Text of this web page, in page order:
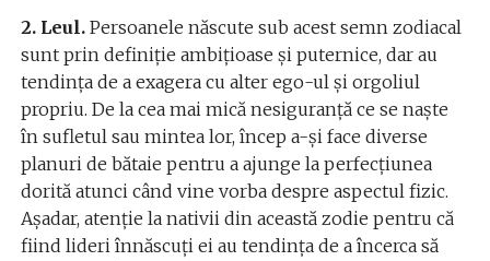
2. Leul.Persoanele născute sub acest semn zodiacal
sunt prin definiție ambițioase și puternice, dar au
tendința de a exagera cu alter ego-ul și orgoliul
propriu. De la cea mai mică nesiguranță ce se naște
în sufletul sau mintea lor, încep a-și face diverse
planuri de bătaie pentru a ajunge la perfecțiunea
dorită atunci când vine vorba despre aspectul fizic.
Așadar, atenție la nativii din această zodie pentru că
fiind lideri înnăscuți ei au tendința de a încerca să